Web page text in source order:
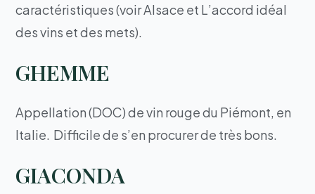
caractéristiques (voir Alsace et L’accord idéal
des vins et des mets).
GHEMME
Appellation (DOC) de vin rouge du Piémont, en
Italie. Difficile de s’en procurer de très bons.
GIACONDA